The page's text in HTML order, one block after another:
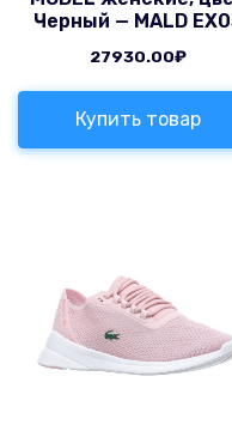
Черный — MALD
27930.00₽
Купить товар